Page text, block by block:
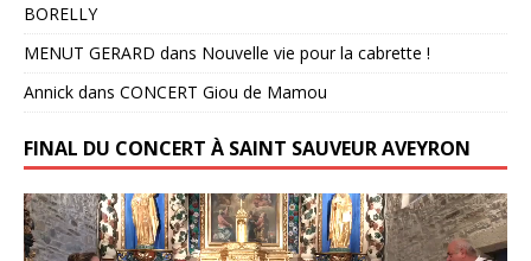
BORELLY
MENUT GERARD dans Nouvelle vie pour la cabrette !
Annick dans CONCERT Giou de Mamou
FINAL DU CONCERT À SAINT SAUVEUR AVEYRON
Lecteur
vidéo